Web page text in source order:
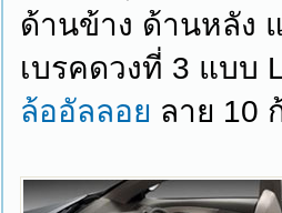
ด้านข้าง ด้านหลัง
เบรคดวงที่ 3 แบบ
ล้ออัลลอย ลาย 10